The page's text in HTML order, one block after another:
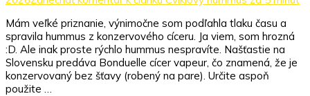
Mám veľké priznanie, výnimočne som podľahla tlaku času a
spravila hummus z konzervového cíceru. Ja viem, som hrozná
:D. Ale inak proste rýchlo hummus nespravíte. Našťastie na
Slovensku predáva Bonduelle cícer vapeur, čo znamená, že je
konzervovaný bez šťavy (robený na pare). Určite aspoň
použite …